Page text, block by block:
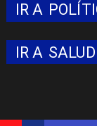
IR A
IR A SALUD